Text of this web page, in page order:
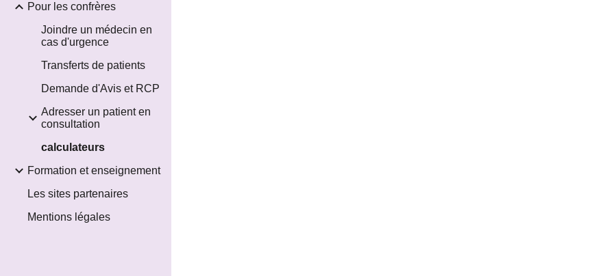
Pour les confrères
Joindre un médecin en
cas d'urgence
Transferts de patients
Demande d'Avis et RCP
Adresser un patient en
consultation
calculateurs
Formation et enseignement
Les sites partenaires
Mentions légales